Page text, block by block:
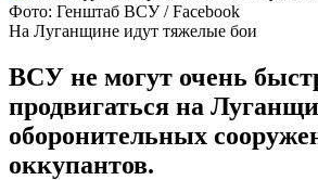
Фото: Генштаб ВСУ / Facebook
На Луганщине идут тяжелые бои
ВСУ не могут очень
продвигаться на
оборонительных
оккупантов.